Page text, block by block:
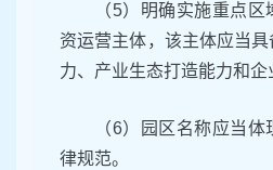
（5）明确实施重点
资运营主体，该主体应当
力、产业生态打造能力和企
（6）园区名称应当
律规范。